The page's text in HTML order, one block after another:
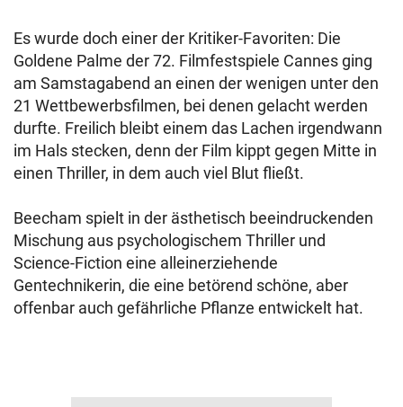
Es wurde doch einer der Kritiker-Favoriten: Die
Goldene Palme der 72. Filmfestspiele Cannes ging
am Samstagabend an einen der wenigen unter den
21 Wettbewerbsfilmen, bei denen gelacht werden
durfte. Freilich bleibt einem das Lachen irgendwann
im Hals stecken, denn der Film kippt gegen Mitte in
einen Thriller, in dem auch viel Blut fließt.
Beecham spielt in der ästhetisch beeindruckenden
Mischung aus psychologischem Thriller und
Science-Fiction eine alleinerziehende
Gentechnikerin, die eine betörend schöne, aber
offenbar auch gefährliche Pflanze entwickelt hat.